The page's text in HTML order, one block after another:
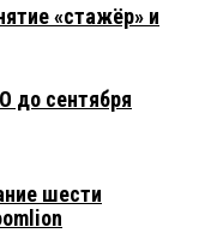
«стажёр» и
до сентября
шести